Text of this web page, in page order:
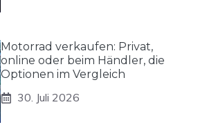
Motorrad verkaufen: Privat,
online oder beim Händler, die
Optionen im Vergleich
30. Juli 2026